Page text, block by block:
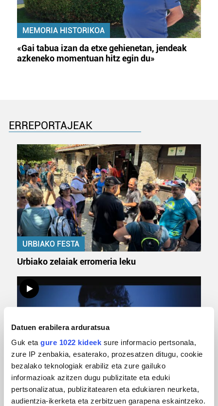
Datuen erabilera arduratsua
Guk eta gure 1022 kideek sure informacio pertsonala,
zure IP zenbakia, esaterako, prozesatzen ditugu, cookie
bezalako teknologiak erabiliz eta zure gailuko
informazioak azitzen dugu publizitate eta eduki
pertsonalizatua, publizitatearen eta edukiaren neurketa,
audientzia-ikerketa eta zerbitzuen garapena eskaintzeko.
MEMORIA HISTORIKOA
«Gai tabua izan da etxe gehienetan, jendeak
azkeneko momentuan hitz egin du»
ERREPORTAJEAK
URBIAKO FESTA
Urbiako zelaiak erromeria leku
MUSIKA
Odik berria ezagutzeko aukera 'KimiK' eta
'Amaaaa!' abestiekin